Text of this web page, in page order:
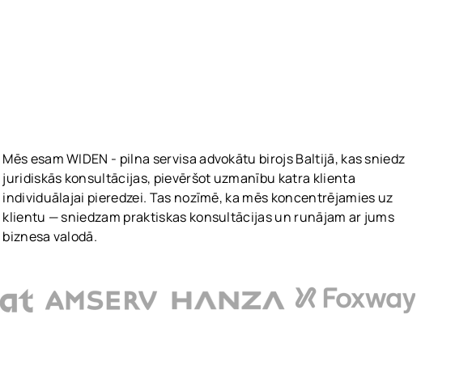
Mēs esam WIDEN - pilna servisa advokātu birojs Baltijā, kas sniedz
juridiskās konsultācijas, pievēršot uzmanību katra klienta
individuālajai pieredzei. Tas nozīmē, ka mēs koncentrējamies uz
klientu — sniedzam praktiskas konsultācijas un runājam ar jums
biznesa valodā.